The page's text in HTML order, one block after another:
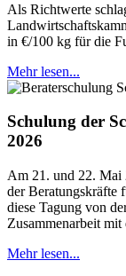
Als Richtwerte
in €/100 kg für die
Mehr lesen...
Schulung der
2026
Am 21. und 22. Mai
der Beratungskräfte
diese Tagung von
Zusammenarbeit
Mehr lesen...